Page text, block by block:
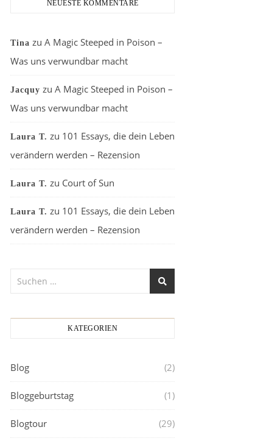
NEUESTE KOMMENTARE
Tina zu A Magic Steeped in Poison –
Was uns verwundbar macht
Jacquy zu A Magic Steeped in Poison –
Was uns verwundbar macht
Laura T. zu 101 Essays, die dein Leben
verändern werden – Rezension
Laura T. zu Court of Sun
Laura T. zu 101 Essays, die dein Leben
verändern werden – Rezension
KATEGORIEN
Blog (2)
Bloggeburtstag (1)
Blogtour (29)